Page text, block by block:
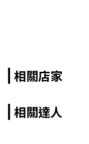
相關店家
相關達人